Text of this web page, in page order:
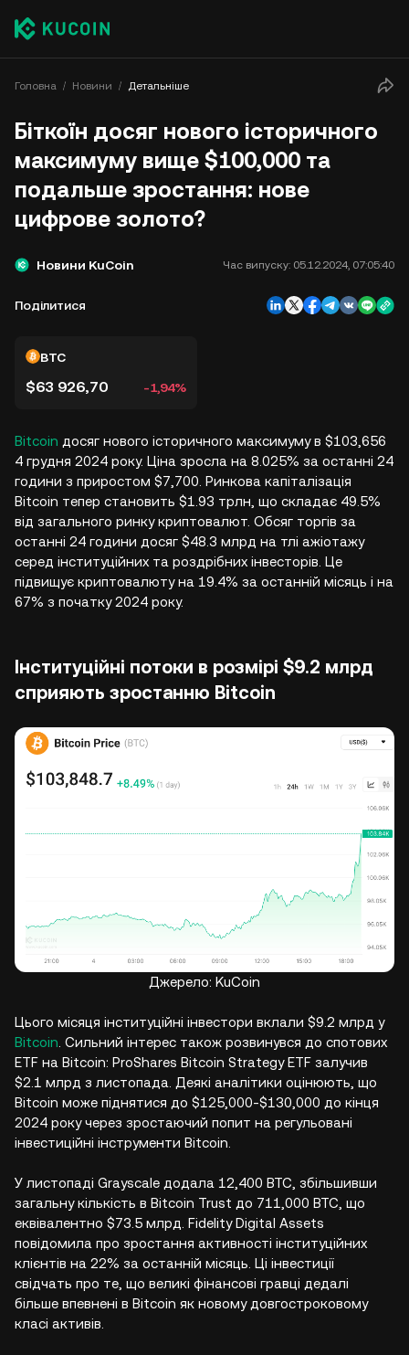
Головна Новини Детальніше
Біткоїн досяг нового історичного
максимуму вище $100,000 та
подальше зростання: нове
цифрове золото?
Новини KuCoin Час випуску: 05.12.2024, 07:05:40
Поділитися
BTC
$63 926,70 -1,94%
Bitcoin досяг нового історичного максимуму в $103,656
4 грудня 2024 року. Ціна зросла на 8.025% за останні 24
години з приростом $7,700. Ринкова капіталізація
Bitcoin тепер становить $1.93 трлн, що складає 49.5%
від загального ринку криптовалют. Обсяг торгів за
останні 24 години досяг $48.3 млрд на тлі ажіотажу
серед інституційних та роздрібних інвесторів. Це
підвищує криптовалюту на 19.4% за останній місяць і на
67% з початку 2024 року.
Інституційні потоки в розмірі $9.2 млрд
сприяють зростанню Bitcoin
Джерело: KuCoin
Цього місяця інституційні інвестори вклали $9.2 млрд у
Bitcoin . Сильний інтерес також розвинувся до спотових
ETF на Bitcoin: ProShares Bitcoin Strategy ETF залучив
$2.1 млрд з листопада. Деякі аналітики оцінюють, що
Bitcoin може піднятися до $125,000-$130,000 до кінця
2024 року через зростаючий попит на регульовані
інвестиційні інструменти Bitcoin.
У листопаді Grayscale додала 12,400 BTC, збільшивши
загальну кількість в Bitcoin Trust до 711,000 BTC, що
еквівалентно $73.5 млрд. Fidelity Digital Assets
повідомила про зростання активності інституційних
клієнтів на 22% за останній місяць. Ці інвестиції
свідчать про те, що великі фінансові гравці дедалі
більше впевнені в Bitcoin як новому довгостроковому
класі активів.